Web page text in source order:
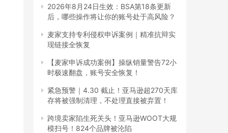
2026年8月24日生效：BSA第18条更新
后，哪些操作将让你的账号处于高风险？
麦家支持专利侵权申诉案例｜精准抗辩实
现链接全恢复
【麦家申诉成功案例】操纵销量警告72小
时极速翻盘，账号安全恢复！
紧急预警｜4.30 截止！亚马逊超270天库
存将被强制清理，不处理直接被弃置！
跨境卖家陷生死关头！亚马逊WOOT大规
模扫号！824个品牌被沦陷